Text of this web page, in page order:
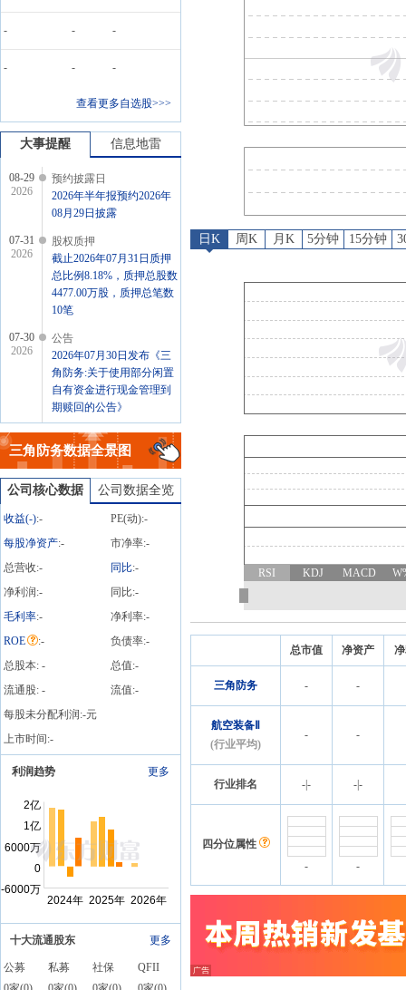
- - -
- - -
查看更多自选股>>>
大事提醒 信息地雷
08-29
2026
预约披露日
2026年半年报预约2026年
08月29日披露
07-31
2026
股权质押
截止2026年07月31日质押
总比例8.18%，质押总股数
4477.00万股，质押总笔数
10笔
07-30
2026
公告
2026年07月30日发布《三
角防务:关于使用部分闲置
自有资金进行现金管理到
期赎回的公告》
07-24
2026
股权质押
截止2026年07月24日质押
总比例8.18%，质押总股数
4477.00万股，质押总笔数
三角防务数据全景图
公司核心数据 公司数据全览
收益(-):- PE(动):-
每股净资产:- 市净率:-
总营收:- 同比:-
净利润:- 同比:-
毛利率:- 净利率:-
ROE
:- 负债率:-
总股本: - 总值:-
流通股: - 流值:-
每股未分配利润:-元
上市时间:-
利润趋势 更多
十大流通股东 更多
公募 私募 社保
QFII
委托理财 ：2026年07月15日公布上市公司于
预约披露日：2026年半年报预
股权质押 ：截止2026年07月31
股权质押：截止2026年07月24
日K 周K 月K 5分钟 15分钟
RSI KDJ MACD
总市值 净资产
三角防务 - -
航空装备Ⅱ
(行业平均)
- -
行业排名 -- --
四分位属性
-
-